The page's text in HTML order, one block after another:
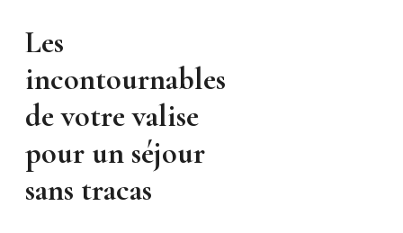
Les
incontournables
de votre valise
pour un séjour
sans tracas